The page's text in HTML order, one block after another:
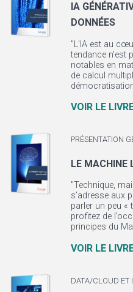
IA
DONNÉES
"L'IA est au
tendance n'est
notables en
de calcul
VOIR LE
PRÉSENTATION
LE MACHINE
"Technique,
s’adresse aux
parler un peu «
profitez de
principes du
VOIR LE
DATA/CLOUD ET